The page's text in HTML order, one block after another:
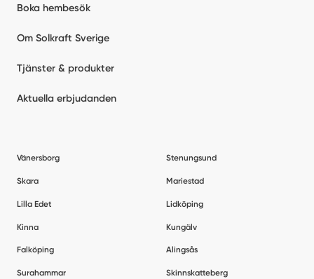
Boka hembesök
Om Solkraft Sverige
Tjänster & produkter
Aktuella erbjudanden
Vänersborg Stenungsund
Skara Mariestad
Lilla Edet Lidköping
Kinna Kungälv
Falköping Alingsås
Surahammar Skinnskatteberg